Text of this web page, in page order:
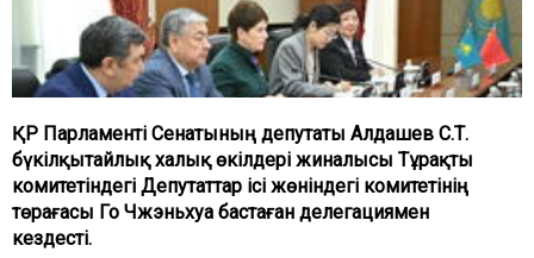
ҚР Парламенті Сенатының депутаты Алдашев С.Т.
бүкілқытайлық халық өкілдері жиналысы Тұрақты
комитетіндегі Депутаттар ісі жөніндегі комитетінің
төрағасы Го Чжэньхуа бастаған делегациямен
кездесті.